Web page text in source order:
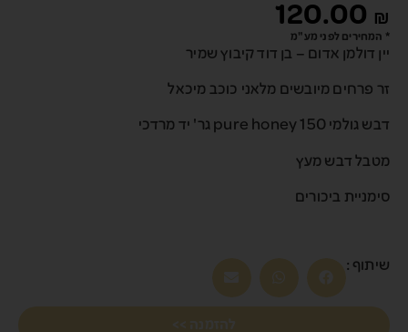
120.00 ₪
* המחירים לפני מע"מ
יין דולמן אדום – בן דוד קיבוץ שמיר
זר פרחים מיובשים מלאני כוכב מיכאל
דבש גולמי pure honey 150 גר' יד מרדכי
מטבל דבש מעץ
סימניית ביכורים
שיתוף :